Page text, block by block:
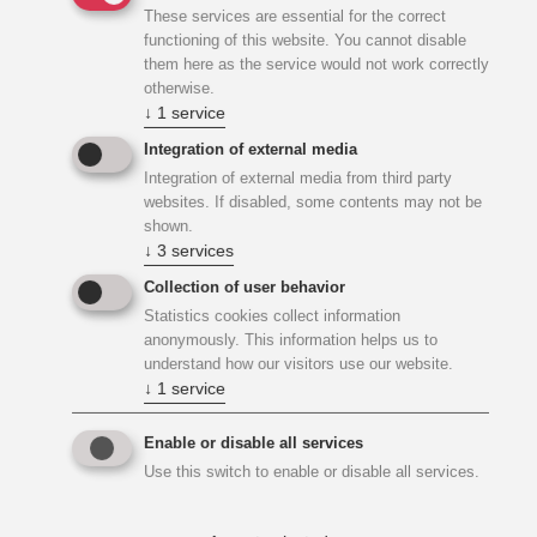
Herausforderung beim Projekt
Als spezielle Herausforderungen stellten sich nachfolgen
aufgelistete Themenschwerpunkte:
enormer Termindruck (Mieter bezog
parallel zur Tätigkeit einen Teil der Halle)
hoher Koordinationsaufwand
hohe Flexibilität in der
Arbeitsablaufgestaltung
These services are essential for the correct
functioning of this website. You cannot disable
them here as the service would not work correctly
otherwise.
↓ 1 service
Integration of external media
Integration of external media from third party
websites. If disabled, some contents may not be
shown.
↓ 3 services
Collection of user behavior
Statistics cookies collect information
anonymously. This information helps us to
understand how our visitors use our website.
↓ 1 service
Enable or disable all services
Use this switch to enable or disable all services.